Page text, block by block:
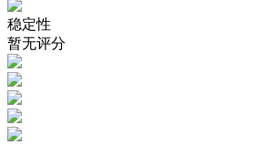
稳定性
暂无评分